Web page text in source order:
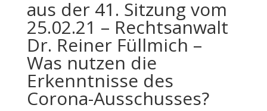
aus der 41. Sitzung vom
25.02.21 – Rechtsanwalt
Dr. Reiner Füllmich –
Was nutzen die
Erkenntnisse des
Corona-Ausschusses?